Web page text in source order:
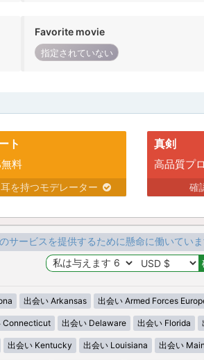
Favorite movie
指定されていない
ト
料
を持つモデレーター
真剣
高品質プ
確
サービスを提供するために懸命に働いてい
出会い Arkansas 出会い Armed Forces
Connecticut 出会い Delaware 出会い Florida
出会い Kentucky 出会い Louisiana 出会い